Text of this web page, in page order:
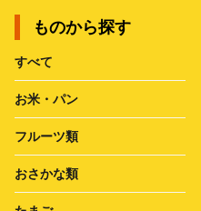
ものから探す
すべて
お米・パン
フルーツ類
おさかな類